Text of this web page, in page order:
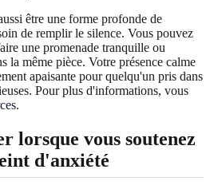
être une forme profonde de
de remplir le silence. Vous pouvez
une promenade tranquille ou
la même pièce. Votre présence calme
apaisante pour quelqu'un pris dans
Pour plus d'informations, vous
.
lorsque vous soutenez
d'anxiété